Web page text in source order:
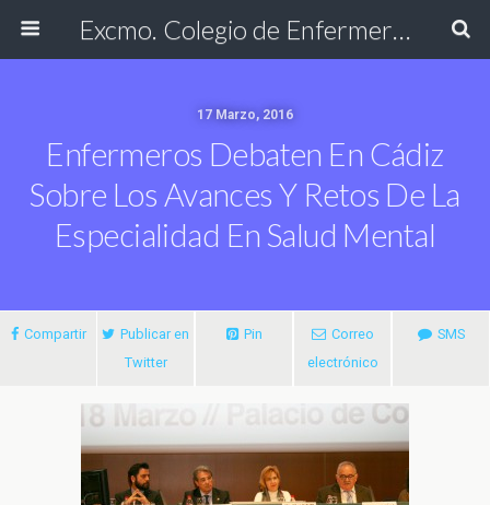
Excmo. Colegio de Enfermería de Cádiz
17 Marzo, 2016
Enfermeros Debaten En Cádiz
Sobre Los Avances Y Retos De La
Especialidad En Salud Mental
Compartir
Publicar en
Twitter
Pin
Correo
electrónico
SMS